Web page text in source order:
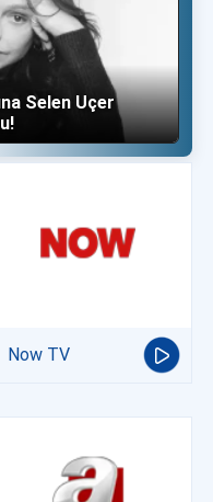
Selen Uçer
Now TV